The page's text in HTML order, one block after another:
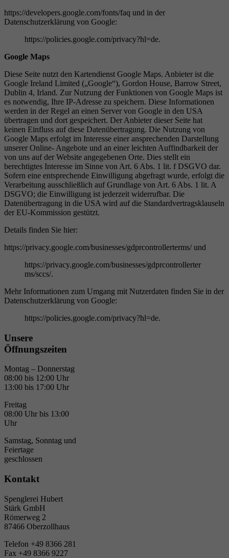
https://developers.google.com/fonts/faq und in der
Datenschutzerklärung von Google:
https://policies.google.com/privacy?hl=de.
Google Maps
Diese Seite nutzt den Kartendienst Google Maps. Anbieter ist die
Google Ireland Limited („Google“), Gordon House, Barrow Street,
Dublin 4, Irland. Zur Nutzung der Funktionen von Google Maps ist
es notwendig, Ihre IP-Adresse zu speichern. Diese Informationen
werden in der Regel an einen Server von Google in den USA
übertragen und dort gespeichert. Der Anbieter dieser Seite hat
keinen Einfluss auf diese Datenübertragung. Die Nutzung von
Google Maps erfolgt im Interesse einer ansprechenden Darstellung
unserer Online- Angebote und an einer leichten Auffindbarkeit der
von uns auf der Website angegebenen Orte. Dies stellt ein
berechtigtes Interesse im Sinne von Art. 6 Abs. 1 lit. f DSGVO dar.
Sofern eine entsprechende Einwilligung abgefragt wurde, erfolgt die
Verarbeitung ausschließlich auf Grundlage von Art. 6 Abs. 1 lit. A
DSGVO; die Einwilligung ist jederzeit widerrufbar. Die
Datenübertragung in die USA wird auf die Standardvertragsklauseln
der EU-Kommission gestützt.
Details finden Sie hier:
https://privacy.google.com/businesses/gdprcontrollerterms/ und
https://privacy.google.com/businesses/gdprcontrollerter
ms/sccs/.
Mehr Informationen zum Umgang mit Nutzerdaten finden Sie in der
Datenschutzerklärung von Google:
https://policies.google.com/privacy?hl=de.
Unsere
Öffnungszeiten
Montag – Donnerstag
08:00 bis 12:00 Uhr
13:00 bis 17:00 Uhr
Freitag
08:00 Uhr bis 13:00
Uhr
Samstag, Sonntag und
Feiertage
geschlossen
Kontakt
Spenglerei Hubert
Stärk GmbH
Römerweg 2
87466 Oberzollhaus
Telefon +49 8366 281
Fax +49 8366 9227